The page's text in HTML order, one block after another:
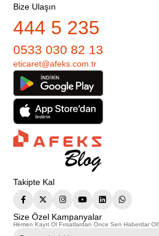
Bize Ulaşın
444 5 235
0533 030 82 13
eticaret@afeks.com.tr
Takipte Kal
Size Özel Kampanyalar
Hemen Kayıt Ol Fırsatlardan Önce Sen Haberdar Ol!